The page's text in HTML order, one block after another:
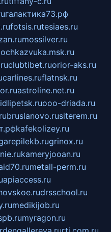
галактика73.рф
fotsis.rutesiaes.ru
mossilver.ru
clubtibet.ruorior-aks.ru
carlines.ruflatnsk.ru
astroline.net.ru
ooo-driada.ru
bruslanovo.rusiterem.ru
kafekolizey.ru
grinox.ru
kameryjooan.ru
metall-perm.ru
apiaccess.ru
drsschool.ru
medikijob.ru
myragon.ru